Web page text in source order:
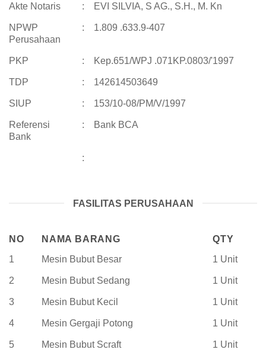
Akte Notaris : EVI SILVIA, S AG., S.H., M. Kn
NPWP
Perusahaan
: 1.809 .633.9-407
PKP : Kep.651/WPJ .071KP.0803/'1997
TDP : 142614503649
SIUP : 153/10-08/PM/V/1997
Referensi
Bank
: Bank BCA
:
FASILITAS PERUSAHAAN
NO NAMA BARANG
QTY
1
Mesin Bubut Besar 1 Unit
2 Mesin Bubut Sedang 1 Unit
3 Mesin Bubut Kecil 1 Unit
4 Mesin Gergaji Potong 1 Unit
5 Mesin Bubut Scraft 1 Unit